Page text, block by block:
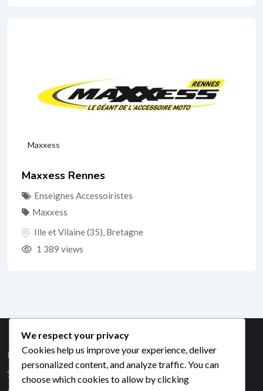
Maxxess
Maxxess Rennes
Enseignes Accessoiristes
Maxxess
Ille et Vilaine (35), Bretagne
1 389 views
Référencement Moto
SEO et Backlinks
We respect your privacy
Cookies help us improve your experience, deliver
personalized content, and analyze traffic. You can
choose which cookies to allow by clicking